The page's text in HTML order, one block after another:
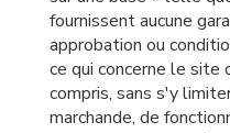
fournissent aucune
approbation ou
ce qui concerne le site
compris, sans s'y
marchande, de